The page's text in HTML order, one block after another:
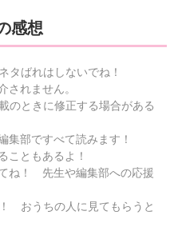
感想
ばれはしないでね！
れません。
のときに修正する場合がある
部ですべて読みます！
こともあるよ！
ね！ 先生や編集部への応援
おうちの人に見てもらうと